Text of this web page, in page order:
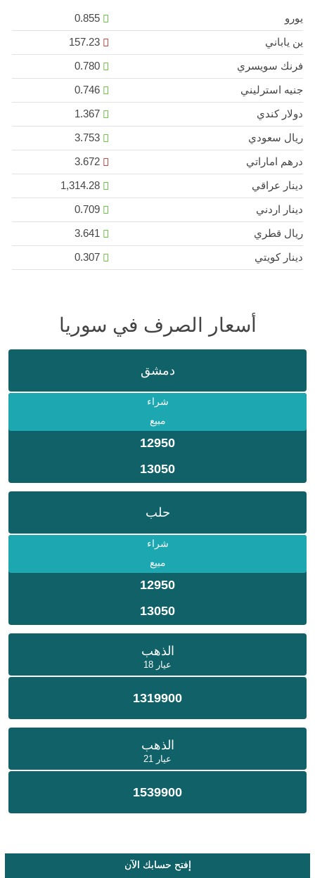
يورو
0.855
ين ياباني
157.23
فرنك سويسري
0.780
جنيه استرليني
0.746
دولار كندي
1.367
ريال سعودي
3.753
درهم اماراتي
3.672
دينار عراقي
1,314.28
دينار اردني
0.709
ريال قطري
دينار كويتي
0.307
أسعار الصرف في سوريا
دمشق
شراء
مبيع
12950
13050
حلب
شراء
مبيع
12950
13050
الذهب
عيار 18
1319900
الذهب
عيار 21
1539900
إفتح حسابك الآن